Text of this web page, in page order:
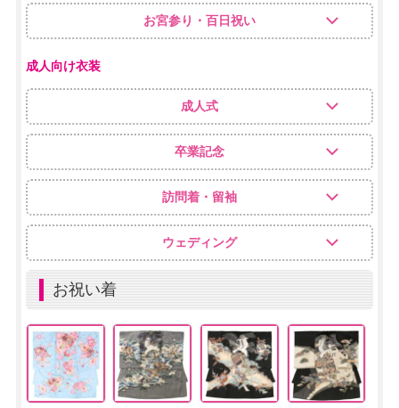
お宮参り・百日祝い
成人向け衣装
成人式
卒業記念
訪問着・留袖
ウェディング
お祝い着